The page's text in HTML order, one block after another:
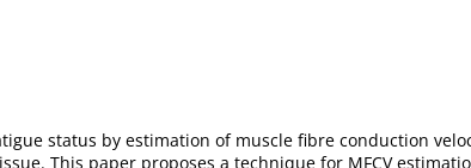
status by estimation of muscle fibre conduction
This paper proposes a technique for MFCV